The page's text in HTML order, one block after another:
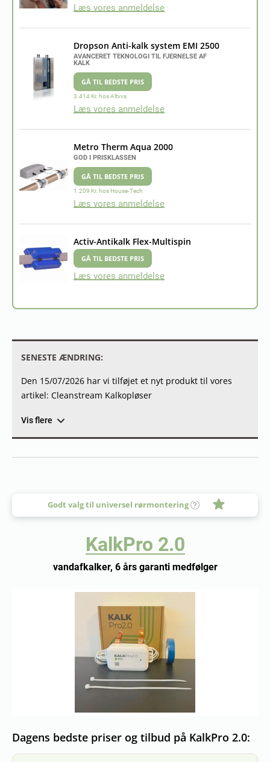
Læs vores anmeldelse
Dropson Anti-kalk system EMI 2500
AVANCERET TEKNOLOGI TIL FJERNELSE AF
KALK
GÅ TIL BEDSTE PRIS
3.414 Kr. hos Altvvs
Læs vores anmeldelse
Metro Therm Aqua 2000
GOD I PRISKLASSEN
GÅ TIL BEDSTE PRIS
1.209 Kr. hos House-Tech
Læs vores anmeldelse
Activ-Antikalk Flex-Multispin
GÅ TIL BEDSTE PRIS
Læs vores anmeldelse
SENESTE ÆNDRING:
Den 15/07/2026 har vi tilføjet et nyt produkt til vores
artikel: Cleanstream Kalkopløser
Vis flere
Godt valg til universel rørmontering
KalkPro 2.0
vandafkalker, 6 års garanti medfølger
Dagens bedste priser og tilbud på KalkPro 2.0: